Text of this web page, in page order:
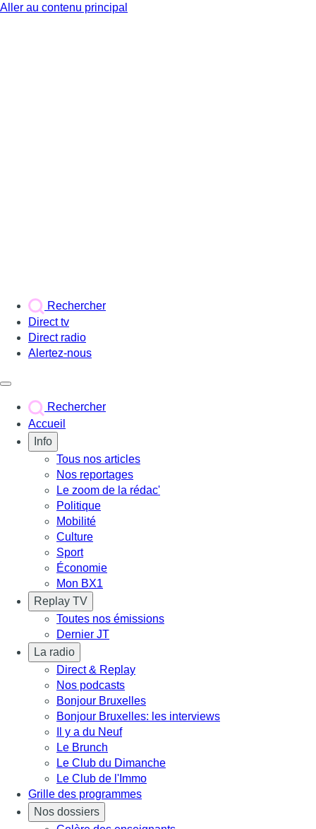
Aller au contenu principal
Rechercher
Direct tv
Direct radio
Alertez-nous
Rechercher
Accueil
Info
Tous nos articles
Nos reportages
Le zoom de la rédac'
Politique
Mobilité
Culture
Sport
Économie
Mon BX1
Replay TV
Toutes nos émissions
Dernier JT
La radio
Direct & Replay
Nos podcasts
Bonjour Bruxelles
Bonjour Bruxelles: les interviews
Il y a du Neuf
Le Brunch
Le Club du Dimanche
Le Club de l'Immo
Grille des programmes
Nos dossiers